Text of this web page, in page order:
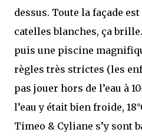
dessus. Toute la façade
catelles blanches, ça
puis une piscine
règles très strictes (les
pas jouer hors de l’eau à
l’eau y était bien froide,
Timeo & Cyliane s’y sont